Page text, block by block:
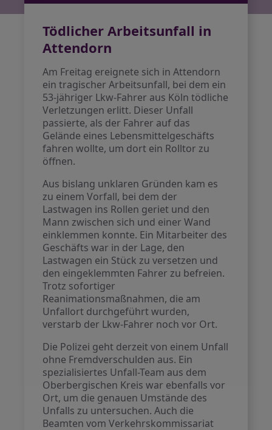
Tödlicher Arbeitsunfall in
Attendorn
Am Freitag ereignete sich in Attendorn
ein tragischer Arbeitsunfall, bei dem ein
53-jähriger Lkw-Fahrer aus Köln tödliche
Verletzungen erlitt. Dieser Unfall
passierte, als der Fahrer auf das
Gelände eines Lebensmittelgeschäfts
fahren wollte, um dort ein Rolltor zu
öffnen.
Aus bislang unklaren Gründen kam es
zu einem Vorfall, bei dem der
Lastwagen ins Rollen geriet und den
Mann zwischen sich und einer Wand
einklemmen konnte. Ein Mitarbeiter des
Geschäfts war in der Lage, den
Lastwagen ein Stück zu versetzen und
den eingeklemmten Fahrer zu befreien.
Trotz sofortiger
Reanimationsmaßnahmen, die am
Unfallort durchgeführt wurden,
verstarb der Lkw-Fahrer noch vor Ort.
Die Polizei geht derzeit von einem Unfall
ohne Fremdverschulden aus. Ein
spezialisiertes Unfall-Team aus dem
Oberbergischen Kreis war ebenfalls vor
Ort, um die genauen Umstände des
Unfalls zu untersuchen. Auch die
Beamten vom Verkehrskommissariat